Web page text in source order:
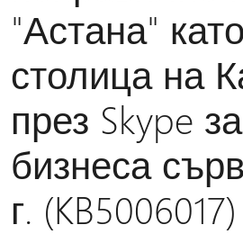
"Астана" като
столица на
през Skype за
бизнеса
г. (KB5006017)